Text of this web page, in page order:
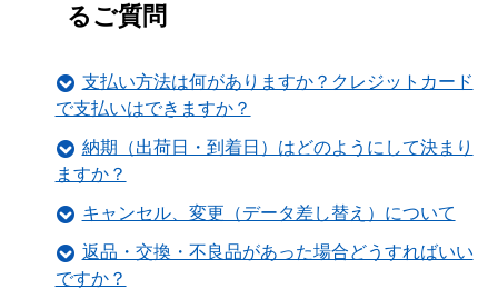
るご質問
支払い方法は何がありますか？クレジットカード
で支払いはできますか？
納期（出荷日・到着日）はどのようにして決まり
ますか？
キャンセル、変更（データ差し替え）について
返品・交換・不良品があった場合どうすればいい
ですか？